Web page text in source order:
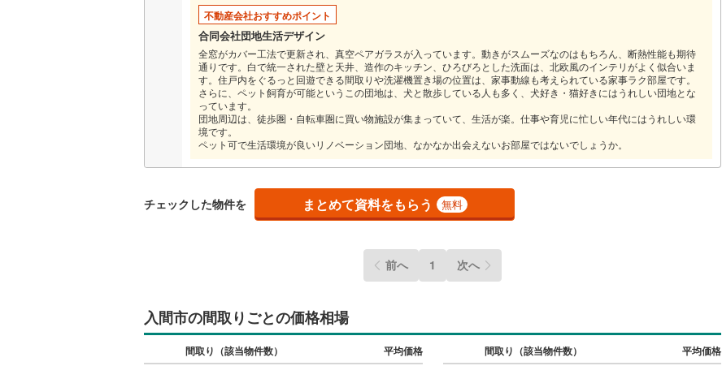
不動産会社おすすめポイント
合同会社団地生活デザイン
全窓がカバー工法で更新され、真空ペアガラスが入っています。動きがスムーズなのはもちろん、断熱性能も期待
通りです。白で統一された壁と天井、造作のキッチン、ひろびろとした洗面は、北欧風のインテリがよく似合いま
す。住戸内をぐるっと回遊できる間取りや洗濯機置き場の位置は、家事動線も考えられている家事ラク部屋です。
さらに、ペット飼育が可能というこの団地は、犬と散歩している人も多く、犬好き・猫好きにはうれしい団地とな
っています。
団地周辺は、徒歩圏・自転車圏に買い物施設が集まっていて、生活が楽。仕事や育児に忙しい年代にはうれしい環
境です。
ペット可で生活環境が良いリノベーション団地、なかなか出会えないお部屋ではないでしょうか。
チェックした物件を まとめて資料をもらう 無料
前へ 1 次へ
入間市の間取りごとの価格相場
間取り（該当物件数） 平均価格 間取り（該当物件数） 平均価格